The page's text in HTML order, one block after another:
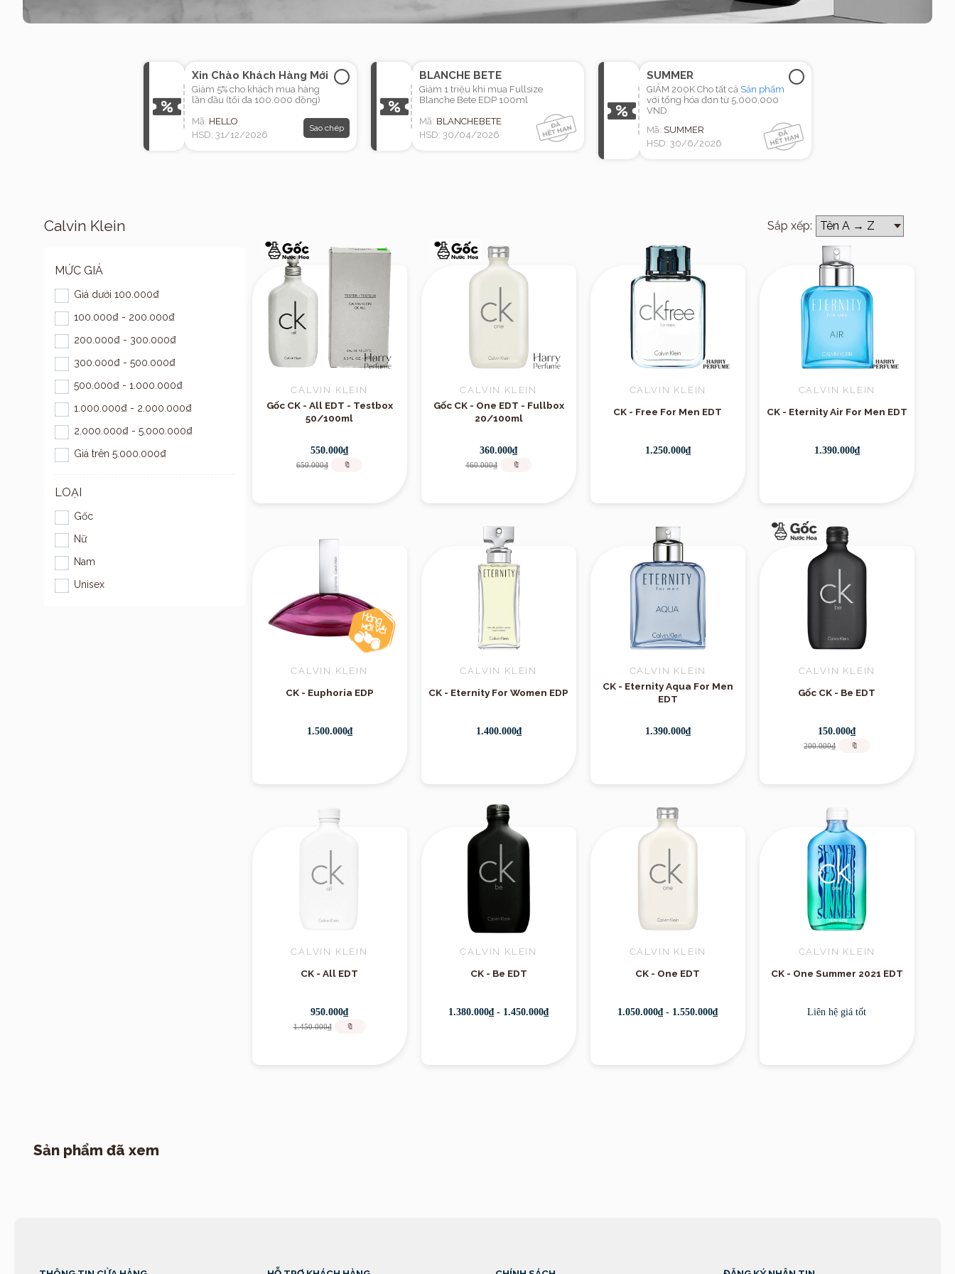
Giới thiệu
Thương hiệu
Sản phẩm
Xin Chào Khách Hàng Mới
Giảm 5% cho khách mua hàng
lần đầu (tối đa 100.000 đồng)
Mã: HELLO
HSD: 31/12/2026
Sao chép
BLANCHE BETE
Giảm 1 triệu khi mua Fullsize
Blanche Bete EDP 100ml
Mã: BLANCHEBETE
HSD: 30/04/2026
SUMMER
GIẢM 200K Cho tất cả Sản phẩm
với tổng hóa đơn từ 5,000,000
VND
Mã: SUMMER
HSD: 30/6/2026
Calvin Klein Sắp xếp:
MỨC GIÁ
Giá dưới 100.000₫
100.000₫ - 200.000₫
200.000₫ - 300.000₫
300.000₫ - 500.000₫
500.000₫ - 1.000.000₫
1.000.000₫ - 2.000.000₫
2.000.000₫ - 5.000.000₫
Giá trên 5.000.000₫
LOẠI
Gốc
Nữ
Nam
Unisex
CALVIN KLEIN
Gốc CK - All EDT - Testbox
50/100ml
550.000₫
650.000₫ 🔖
CALVIN KLEIN
Gốc CK - One EDT - Fullbox
20/100ml
360.000₫
460.000₫ 🔖
CALVIN KLEIN
CK - Free For Men EDT
1.250.000₫
CALVIN KLEIN
CK - Eternity Air For Men EDT
1.390.000₫
CALVIN KLEIN
CK - Euphoria EDP
1.500.000₫
CALVIN KLEIN
CK - Eternity For Women EDP
1.400.000₫
CALVIN KLEIN
CK - Eternity Aqua For Men
EDT
1.390.000₫
CALVIN KLEIN
Gốc CK - Be EDT
150.000₫
200.000₫ 🔖
CALVIN KLEIN
CK - All EDT
950.000₫
1.450.000₫ 🔖
CALVIN KLEIN
CK - Be EDT
1.380.000₫ - 1.450.000₫
CALVIN KLEIN
CK - One EDT
1.050.000₫ - 1.550.000₫
CALVIN KLEIN
CK - One Summer 2021 EDT
Liên hệ giá tốt
Sản phẩm đã xem